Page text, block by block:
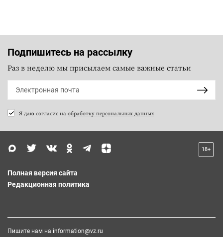
Подпишитесь на рассылку
Раз в неделю мы присылаем самые важные статьи
Я даю согласие на обработку персональных данных
18+
Полная версия сайта
Редакционная политика
Пишите нам на information@vz.ru